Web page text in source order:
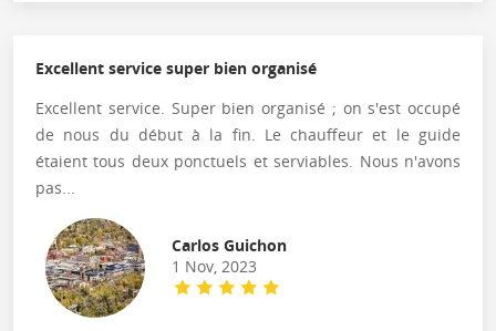
Excellent service super bien organisé
Excellent service. Super bien organisé ; on s'est occupé
de nous du début à la fin. Le chauffeur et le guide
étaient tous deux ponctuels et serviables. Nous n'avons
pas...
Carlos Guichon
1 Nov, 2023